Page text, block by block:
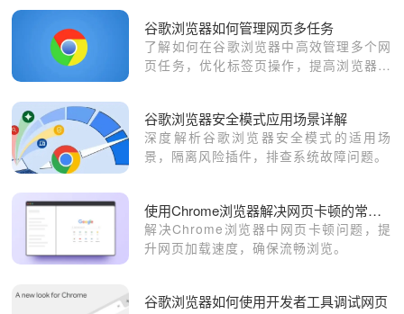
谷歌浏览器如何管理网页多任务
了解如何在谷歌浏览器中高效管理多个网
页任务，优化标签页操作，提高浏览器的
谷歌浏览器安全模式应用场景详解
深度解析谷歌浏览器安全模式的适用场
景，隔离风险插件，排查系统故障问题。
使用Chrome浏览器解决网页卡顿的常见方法
解决Chrome浏览器中网页卡顿问题，提
升网页加载速度，确保流畅浏览。
谷歌浏览器如何使用开发者工具调试网页